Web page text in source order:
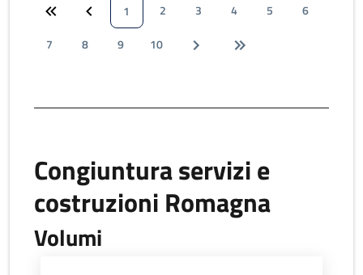
1 2 3 4 5
6
7
8 9 10
Congiuntura servizi e
costruzioni Romagna
Volumi